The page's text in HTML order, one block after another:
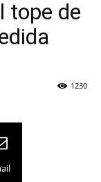
tope de
1230